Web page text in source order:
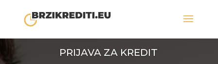
PRIJAVA ZA KREDIT